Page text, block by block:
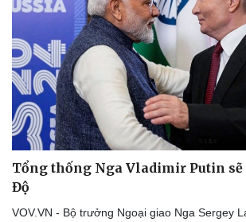
Tổng thống Nga Vladimir Putin sẽ
Độ
VOV.VN - Bộ trưởng Ngoại giao Nga Sergey